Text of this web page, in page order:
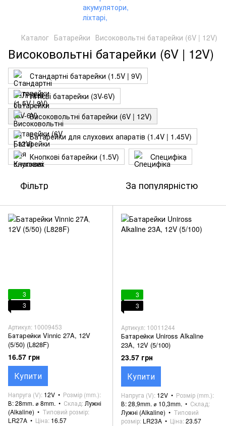
Каталог Батарейки Високовольтні батарейки (6V | 12V)
Високовольтні батарейки (6V | 12V)
Стандартні батарейки (1.5V | 9V)
Літієві батарейки (3V-6V)
Високовольтні батарейки (6V | 12V)
Батарейки для слухових апаратів (1.4V | 1.45V)
Кнопкові батарейки (1.5V)
Cпецифіка
Фільтр За популярністю
3
3
Артикул: 10009453
Батарейки Vinnic 27A, 12V
(5/50) (L828F)
16.57 грн
Купити
Напруга (V) 12V
Розмір (mm.)
В: 28mm. ⌀ 8mm.
Склад Лужні
(Alkaline)
Типовий розмір
LR27A
Ціна 16.57
3
3
Артикул: 10011244
Батарейки Uniross Alkaline
23A, 12V (5/100)
23.57 грн
Купити
Напруга (V) 12V
Розмір (mm.)
В: 28,9mm. ⌀ 10,3mm.
Склад
Лужні (Alkaline)
Типовий
розмір LR23A Ціна 23.57